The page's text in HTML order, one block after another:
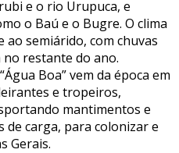
e o rio Urupuca, e
o Baú e o Bugre. O clima
semiárido, com chuvas
restante do ano.
Boa” vem da época em
e tropeiros,
mantimentos e
carga, para colonizar e
Gerais.